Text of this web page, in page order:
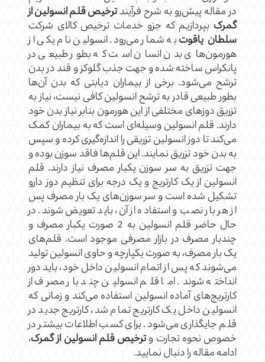
در مقاله پیش‌رو به شرح فرآیندترخیص قلم انسولین از
گمرک بپردازیم که جزو خدمات ترخیص کالای شرکت
سلطان یاقوتبه شمار می‌رود. انسولین نام یکی از
هورمون‌های بدن انسان است که بطور طبیعی در
پانکراس ساخته شده و جهت جذب گلوکز و قند در بدن
ترشح می‌شود. برخی از بیماران‌ دیابتی که بدن آن‌ها
بطور طبیعی قادر به ترشح انسولین کافی نیست، نیاز به
تزریق دوزهای مختلفی از این هورمون بنابر نیاز بدن خود
دارند. قلم انسولین وسیله‌ای است که به بیماران کمک
می‌کند تا دوز انسولین تزریقی را اندازه‌گیری کرده و سپس
به بدن خود تزریق نمایند. این قلم‌ها فاقد سوزن بوده و
جهت تزریق به سر سوزن یکبار مصرف نیاز دارند. قلم
انسولین از یک کارتریج و یک درجه برای تنظیم دوز دارو
تشکیل شده‌ است و سر سوزن‌های یک بار مصرف پس
از هر بار نصب و استفاده از آن، باید تعویض شوند. در
حال حاضر قلم انسولین به 2 صورت یکبار مصرف و
چندبار مصرف در بازار مصرفی موجود است. قلم‌های
یک بار مصرف، به صورت یکپارچه و حاوی انسولین تولید
می‌شوند که پس از اتمام انسولین داخل خود، باید دور
انداخته شوند. اما قلم انسولین چند بار مصرف از
کارتریج‌های آماده انسولین استفاده می‌کند و زمانی که
انسولین داخل یک کارتریج تمام شد، کارتریج جدید در
قلم جایگذاری می‌شود. برای کسب اطلاعات بیشتر در
خصوص نحوه تجارت وترخیص قلم انسولین از گمرک،
ادامه مقاله را دنبال نمایید.